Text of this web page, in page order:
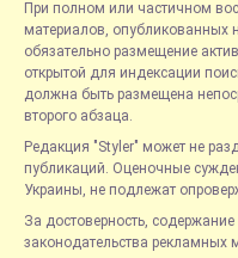
При полном или частичном
материалов, опубликованных
обязательно размещение
открытой для индексации
должна быть размещена
второго абзаца.
Редакция "Styler" может не
публикаций. Оценочные
Украины, не подлежат
За достоверность,
законодательства рекламных